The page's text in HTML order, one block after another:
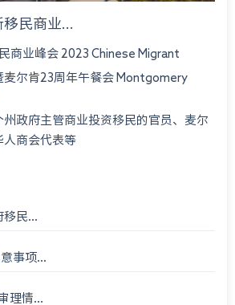
民商业...
商业峰会 2023 Chinese Migrant
麦尔肯23周年午餐会 Montgomery
23rd An...
政府主管商业投资移民的官员、麦尔
人商会代表等
民...
事项...
理情...